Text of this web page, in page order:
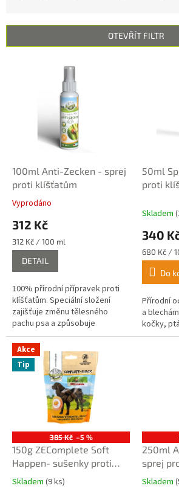
í
OTEVŘÍT FILTR
100ml Anti-Zecken - sprej
proti klíšťatům
Průměrné
produktu
je
4,5
5
hvězdiček.
Vyprodáno
312 Kč
Měrná
cena:
312 Kč / 100 ml
DETAIL
100% přírodní přípravek proti
klíšťatům. Speciální složení
zajišťuje změnu tělesného
pachu psa a způsobuje
odpuzování klíšťat.
50ml
proti
Skladem
340
Měrná
cena:
680 Kč /
Do
Přírodní
a
kočky,
Akce
Tip
385 Kč –5 %
150g ZEComplete Soft
Happen- sušenky proti
klíšťatům a parazitům
Průměrné
Skladem (9 ks)
250ml
sprej
Průměrné
Skladem